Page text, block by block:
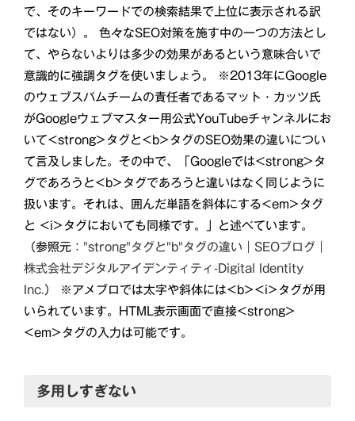
で、そのキーワードでの検索結果で上位に表示される訳
ではない）。 色々なSEO対策を施す中の一つの方法とし
て、やらないよりは多少の効果があるという意味合いで
意識的に強調タグを使いましょう。 ※2013年にGoogle
のウェブスパムチームの責任者であるマット・カッツ氏
がGoogleウェブマスター用公式YouTubeチャンネルにお
いて<strong>タグと<b>タグのSEO効果の違いについ
て言及しました。その中で、「Googleでは<strong>タ
グであろうと<b>タグであろうと違いはなく同じように
扱います。それは、囲んだ単語を斜体にする<em>タグ
と <i>タグにおいても同様です。」と述べています。
（参照元： "strong"タグと"b"タグの違い｜SEOブログ｜
株式会社デジタルアイデンティティ-Digital Identity
Inc.） ※アメブロでは太字や斜体には<b><i>タグが用
いられています。HTML表示画面で直接<strong>
<em>タグの入力は可能です。
多用しすぎない